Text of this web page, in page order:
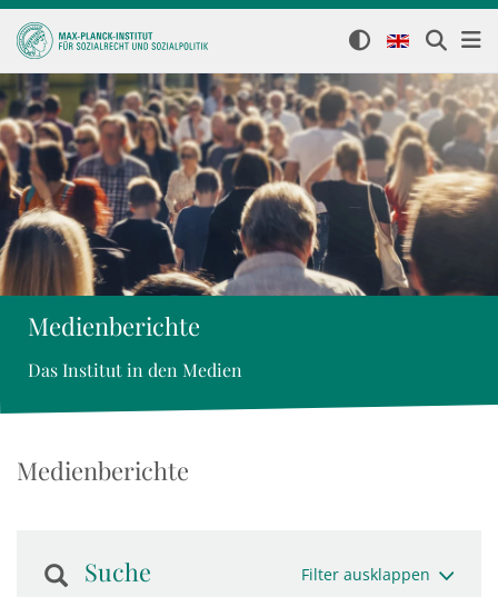
Medienberichte
Das Institut in den Medien
Medienberichte
Suche Filter ausklappen